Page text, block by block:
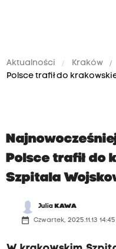
Aktualności Kraków
Polsce trafił do
Polsce trafił do
Szpitala
Julia KAWA
date_range Czwartek, 2025.11.13 14:45